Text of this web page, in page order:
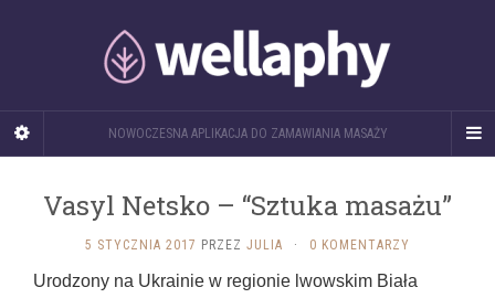
NOWOCZESNA APLIKACJA DO ZAMAWIANIA MASAŻY
Vasyl Netsko – “Sztuka masażu”
5 STYCZNIA 2017 PRZEZ JULIA · 0 KOMENTARZY
Urodzony na Ukrainie w regionie lwowskim Biała